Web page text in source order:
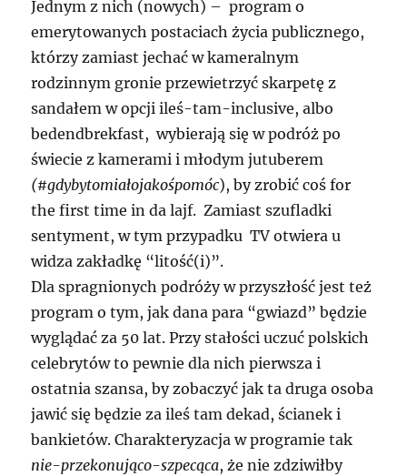
Jednym z nich (nowych) – program o
emerytowanych postaciach życia publicznego,
którzy zamiast jechać w kameralnym
rodzinnym gronie przewietrzyć skarpetę z
sandałem w opcji ileś-tam-inclusive, albo
bedendbrekfast, wybierają się w podróż po
świecie z kamerami i młodym jutuberem
(#gdybytomiałojakośpomóc), by zrobić coś for
the first time in da lajf. Zamiast szufladki
sentyment, w tym przypadku TV otwiera u
widza zakładkę “litość(i)”.
Dla spragnionych podróży w przyszłość jest też
program o tym, jak dana para “gwiazd” będzie
wyglądać za 50 lat. Przy stałości uczuć polskich
celebrytów to pewnie dla nich pierwsza i
ostatnia szansa, by zobaczyć jak ta druga osoba
jawić się będzie za ileś tam dekad, ścianek i
bankietów. Charakteryzacja w programie tak
nie-przekonująco-szpecąca, że nie zdziwiłby